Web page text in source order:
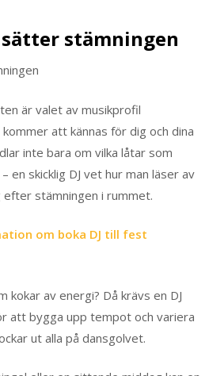
stämningen
är valet av musikprofil
att kännas för dig och dina
inte bara om vilka låtar som
en skicklig DJ vet hur man läser av
efter stämningen i rummet.
om boka DJ till fest
kokar av energi? Då krävs en DJ
att bygga upp tempot och variera
ut alla på dansgolvet.